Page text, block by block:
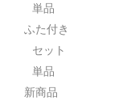
単品
ふた付き
セット
単品
新商品